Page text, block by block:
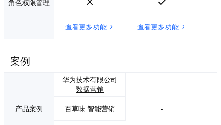
角色权限管理
查看更多功能 查看更多功能
案例
产品案例
华为技术有限公司
数据营销
百草味 智能营销
-